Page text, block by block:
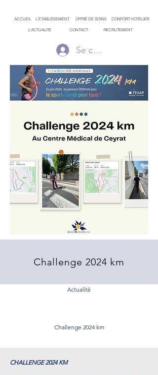
ACCUEIL L'ETABLISSEMENT OFFRE DE SOINS CONFORT HOTELIER
L'ACTUALITE CONTACT RECRUTEMENT
Se connecter
Challenge 2024 km
Actualité
Challenge 2024 km
CHALLENGE 2024 KM